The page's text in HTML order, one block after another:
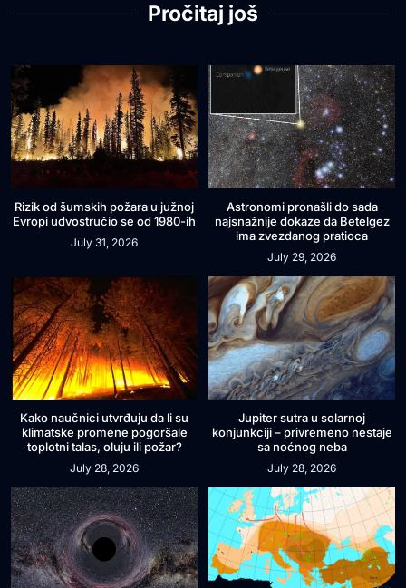
Pročitaj još
Rizik od šumskih požara u južnoj
Evropi udvostručio se od 1980-ih
July 31, 2026
Astronomi pronašli do sada
najsnažnije dokaze da Betelgez
ima zvezdanog pratioca
July 29, 2026
Kako naučnici utvrđuju da li su
klimatske promene pogoršale
toplotni talas, oluju ili požar?
July 28, 2026
Jupiter sutra u solarnoj
konjunkciji – privremeno nestaje
sa noćnog neba
July 28, 2026